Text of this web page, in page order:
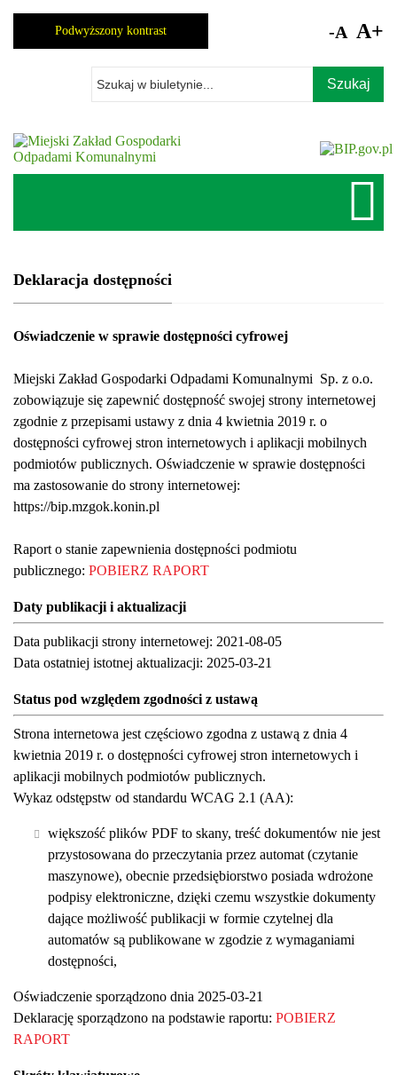
zawartości
Podwyższony kontrast -A A+
szukaną
frazę
Deklaracja dostępności
Oświadczenie w sprawie dostępności cyfrowej
Miejski Zakład Gospodarki Odpadami Komunalnymi Sp. z o.o.
zobowiązuje się zapewnić dostępność swojej strony internetowej
zgodnie z przepisami ustawy z dnia 4 kwietnia 2019 r. o
dostępności cyfrowej stron internetowych i aplikacji mobilnych
podmiotów publicznych. Oświadczenie w sprawie dostępności
ma zastosowanie do strony internetowej:
https://bip.mzgok.konin.pl
Raport o stanie zapewnienia dostępności podmiotu
publicznego: POBIERZ RAPORT
Daty publikacji i aktualizacji
Data publikacji strony internetowej: 2021-08-05
Data ostatniej istotnej aktualizacji: 2025-03-21
Status pod względem zgodności z ustawą
Strona internetowa jest częściowo zgodna z ustawą z dnia 4
kwietnia 2019 r. o dostępności cyfrowej stron internetowych i
aplikacji mobilnych podmiotów publicznych.
Wykaz odstępstw od standardu WCAG 2.1 (AA):
większość plików PDF to skany, treść dokumentów nie jest
przystosowana do przeczytania przez automat (czytanie
maszynowe), obecnie przedsiębiorstwo posiada wdrożone
podpisy elektroniczne, dzięki czemu wszystkie dokumenty
dające możliwość publikacji w formie czytelnej dla
automatów są publikowane w zgodzie z wymaganiami
dostępności,
Oświadczenie sporządzono dnia 2025-03-21
Deklarację sporządzono na podstawie raportu: POBIERZ
RAPORT